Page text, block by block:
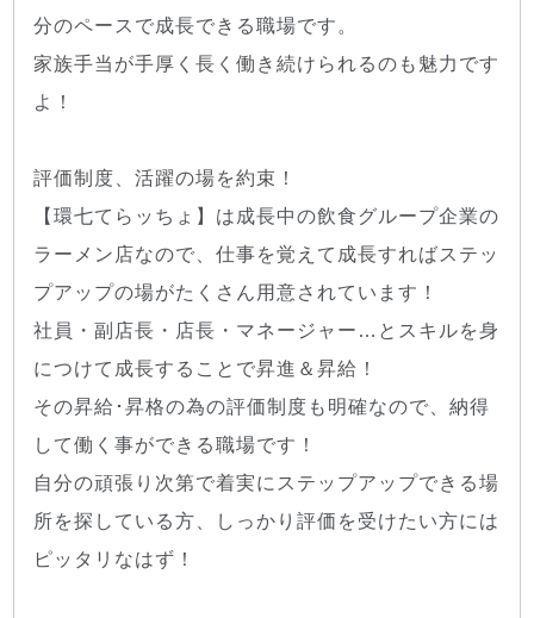
分のペースで成長できる職場です。
家族手当が手厚く長く働き続けられるのも魅力です
よ！
評価制度、活躍の場を約束！
【環七てらッちょ】は成長中の飲食グループ企業の
ラーメン店なので、仕事を覚えて成長すればステッ
プアップの場がたくさん用意されています！
社員・副店長・店長・マネージャー…とスキルを身
につけて成長することで昇進＆昇給！
その昇給･昇格の為の評価制度も明確なので、納得
して働く事ができる職場です！
自分の頑張り次第で着実にステップアップできる場
所を探している方、しっかり評価を受けたい方には
ピッタリなはず！